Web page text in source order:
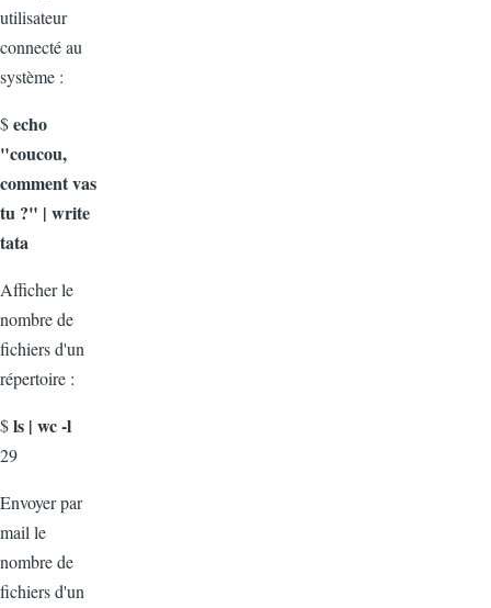
utilisateur
connecté au
système :
$echo
"coucou,
comment vas
tu ?" | write
tata
Afficher le
nombre de
fichiers d'un
répertoire :
$ls | wc -l
29
Envoyer par
mail le
nombre de
fichiers d'un